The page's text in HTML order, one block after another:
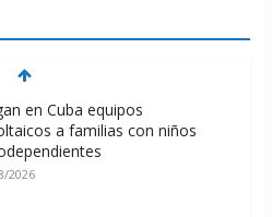
en Cuba equipos
a familias con niños
2026